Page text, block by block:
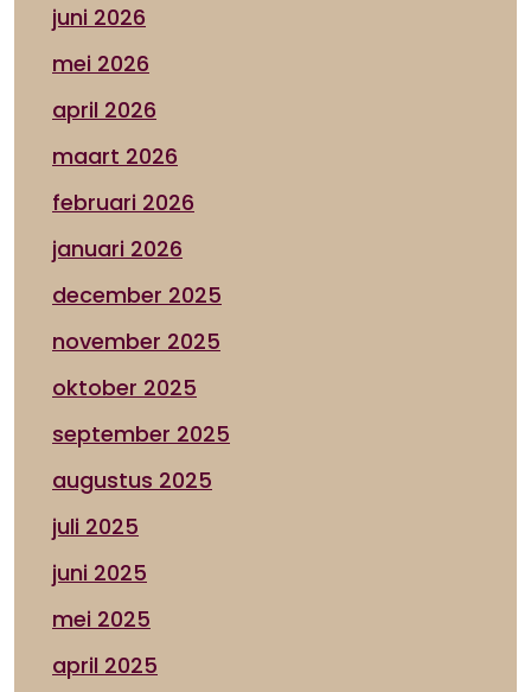
juni 2026
mei 2026
april 2026
maart 2026
februari 2026
januari 2026
december 2025
november 2025
oktober 2025
september 2025
augustus 2025
juli 2025
juni 2025
mei 2025
april 2025